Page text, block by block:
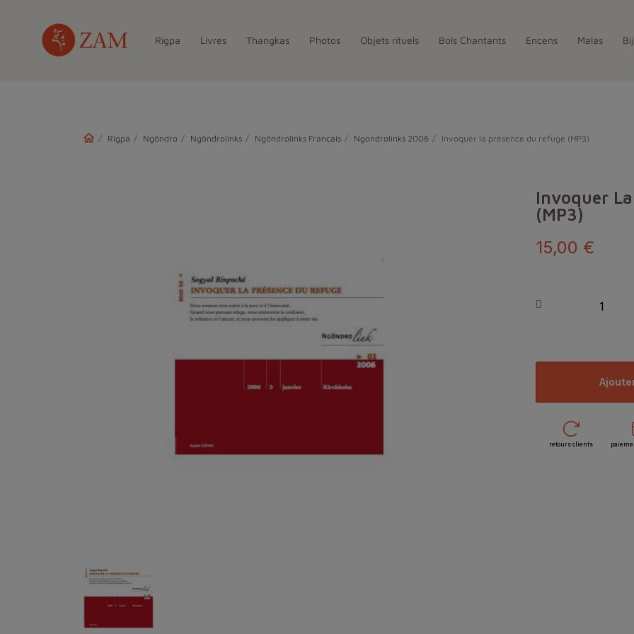
Rigpa Livres Thangkas Photos Objets rituels Bols Chantants Encens Malas
Rigpa Ngöndro Ngöndrolinks Ngöndrolinks Français Ngondrolinks 2006 Invoquer la présence du refuge (MP3)
Invoquer
(MP3)
15,00 €
retours clients